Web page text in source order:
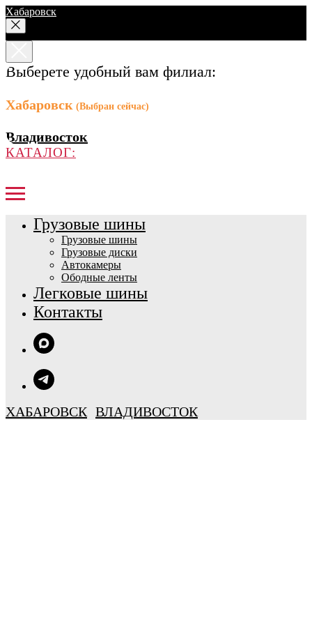
Хабаровск
Выберете удобный вам филиал:
Хабаровск (Выбран сейчас)
Владивосток
КАТАЛОГ:
Грузовые шины
Грузовые шины
Грузовые диски
Автокамеры
Ободные ленты
Легковые шины
Контакты
ХАБАРОВСК ВЛАДИВОСТОК